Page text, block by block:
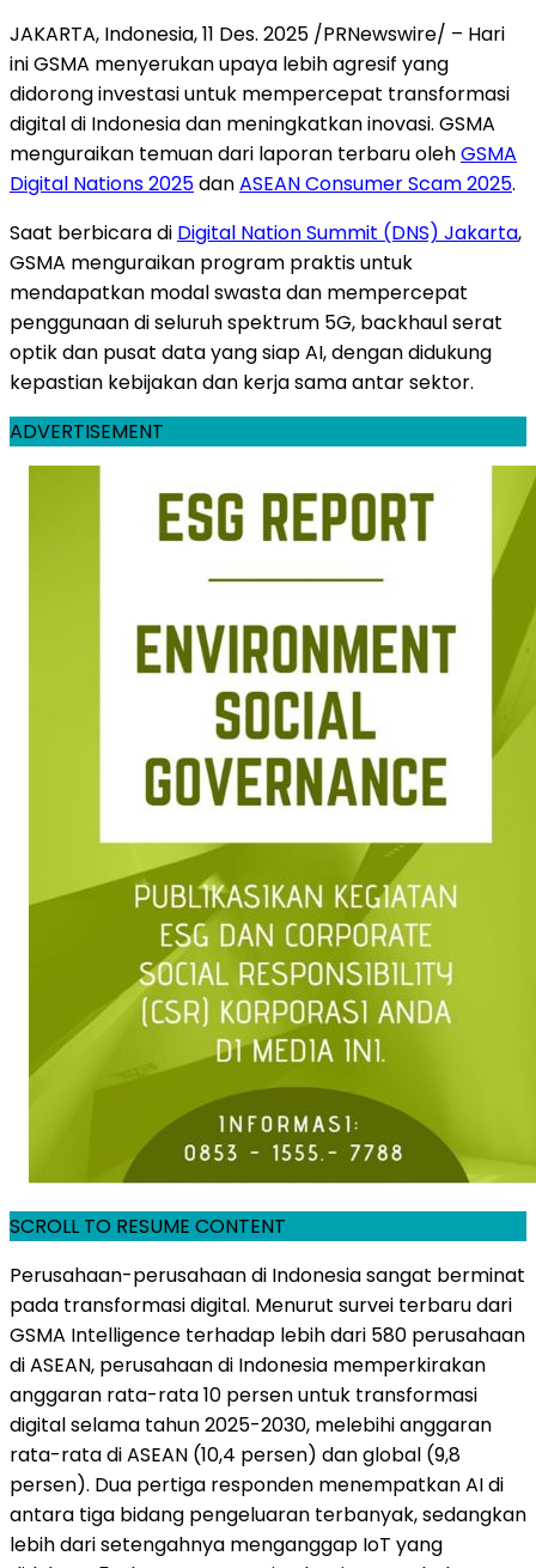
JAKARTA, Indonesia,11 Des. 2025 /PRNewswire/ – Hari
ini GSMA menyerukan upaya lebih agresif yang
didorong investasi untuk mempercepat transformasi
digital di Indonesiadan meningkatkan inovasi. GSMA
menguraikan temuan dari laporan terbaru olehGSMA
Digital Nations 2025danASEAN Consumer Scam 2025.
Saat berbicara di Digital Nation Summit (DNS) Jakarta,
GSMA menguraikan program praktis untuk
mendapatkan modal swasta dan mempercepat
penggunaan di seluruh spektrum 5G, backhaul serat
optik dan pusat data yang siap AI, dengan didukung
kepastian kebijakan dan kerja sama antar sektor.
ADVERTISEMENT
SCROLL TO RESUME CONTENT
Perusahaan-perusahaan di Indonesiasangat berminat
pada transformasi digital. Menurut survei terbaru dari
GSMA Intelligence terhadap lebih dari 580 perusahaan
di ASEAN, perusahaan di Indonesia memperkirakan
anggaran rata-rata 10 persen untuk transformasi
digital selama tahun 2025-2030, melebihi anggaran
rata-rata di ASEAN (10,4 persen) dan global (9,8
persen). Dua pertiga responden menempatkanAI di
antara tiga bidang pengeluaran terbanyak, sedangkan
lebih dari setengahnya menganggap IoT yang